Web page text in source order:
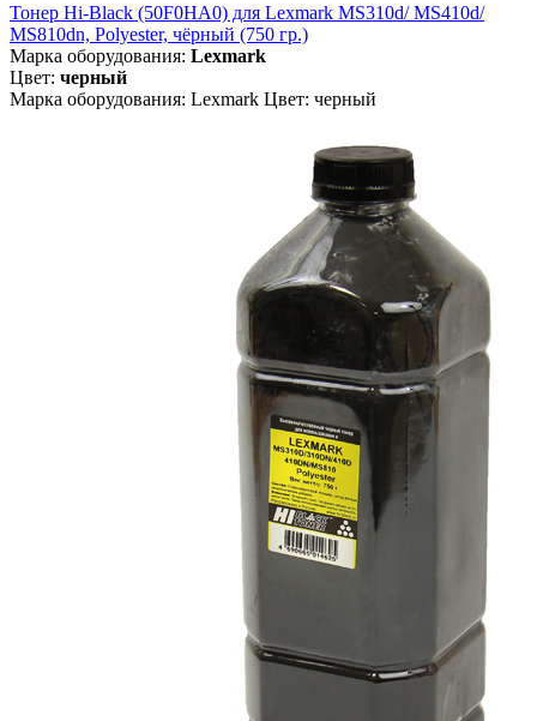
Тонер Hi-Black (50F0HA0) для Lexmark MS310d/ MS410d/
MS810dn, Polyester, чёрный (750 гр.)
Марка оборудования: Lexmark
Цвет: черный
Марка оборудования: Lexmark Цвет: черный